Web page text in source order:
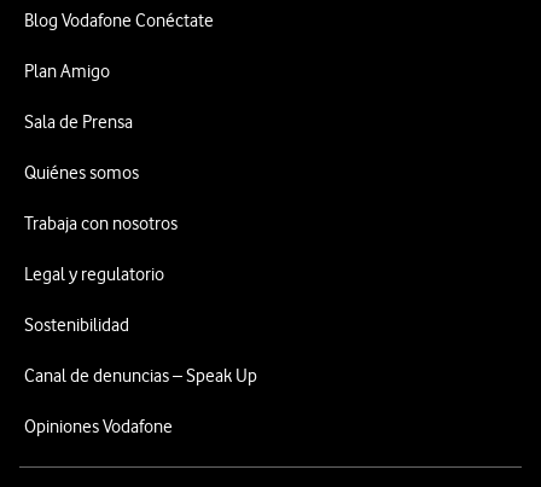
Blog Vodafone Conéctate
Plan Amigo
Sala de Prensa
Quiénes somos
Trabaja con nosotros
Legal y regulatorio
Sostenibilidad
Canal de denuncias – Speak Up
Opiniones Vodafone